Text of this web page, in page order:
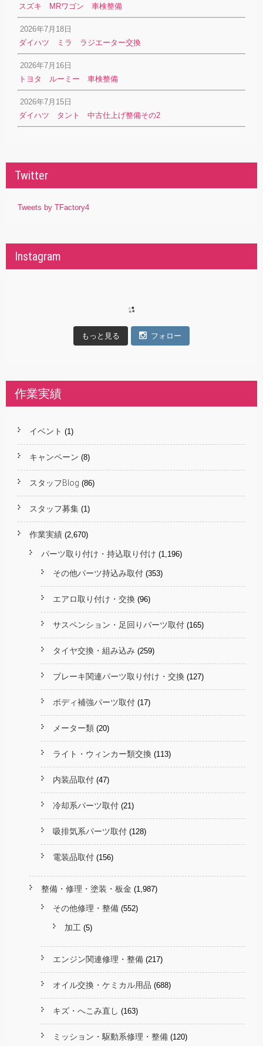
スズキ MRワゴン 車検整備
2026年7月18日
ダイハツ ミラ ラジエーター交換
2026年7月16日
トヨタ ルーミー 車検整備
2026年7月15日
ダイハツ タント 中古仕上げ整備その2
Twitter
Tweets by TFactory4
Instagram
もっと見る フォロー
作業実績
イベント (1)
キャンペーン (8)
スタッフBlog (86)
スタッフ募集 (1)
作業実績 (2,670)
パーツ取り付け・持込取り付け (1,196)
その他パーツ持込み取付 (353)
エアロ取り付け・交換 (96)
サスペンション・足回りパーツ取付 (165)
タイヤ交換・組み込み (259)
ブレーキ関連パーツ取り付け・交換 (127)
ボディ補強パーツ取付 (17)
メーター類 (20)
ライト・ウィンカー類交換 (113)
内装品取付 (47)
冷却系パーツ取付 (21)
吸排気系パーツ取付 (128)
電装品取付 (156)
整備・修理・塗装・板金 (1,987)
その他修理・整備 (552)
加工 (5)
エンジン関連修理・整備 (217)
オイル交換・ケミカル用品 (688)
キズ・へこみ直し (163)
ミッション・駆動系修理・整備 (120)